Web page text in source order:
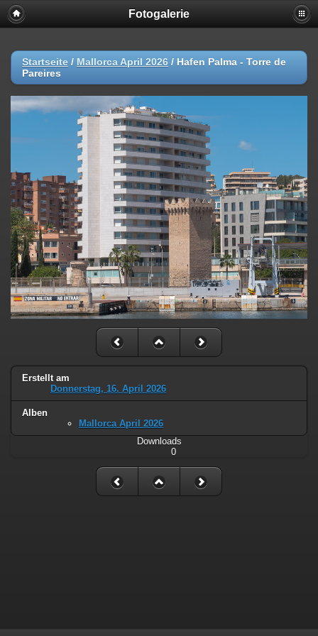
Fotogalerie
Startseite / Mallorca April 2026 / Hafen Palma - Torre de
Pareires
Erstellt am
Donnerstag, 16. April 2026
Alben
Mallorca April 2026
Downloads
0